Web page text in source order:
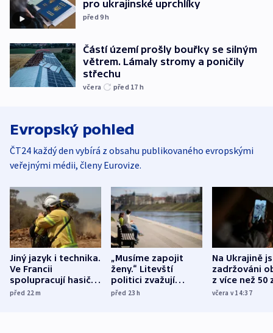
pro ukrajinské uprchlíky
před 9h
Částí území prošly bouřky se silným
větrem. Lámaly stromy a poničily
střechu
včera před 17 h
Evropský pohled
ČT24 každý den vybírá z obsahu publikovaného evropskými
veřejnými médii, členy Eurovize.
Jiný jazyk i technika.
Ve Francii
spolupracují hasiči z
různých zemí
před 22m
„Musíme zapojit
ženy.“ Litevští
politici zvažují
dohodu o
před 23h
Na Ukrajině
zadržováni
z více než 50
Bojovali na
včera v 14:37